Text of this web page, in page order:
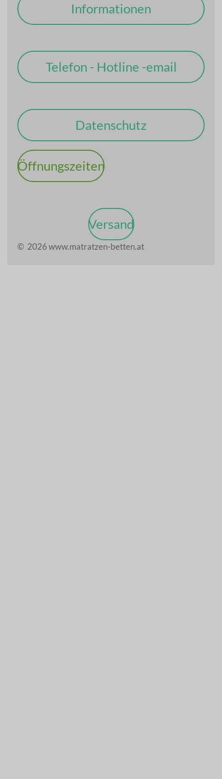
Informationen
Telefon - Hotline -email
Datenschutz
Öffnungszeiten
Versand
© 2026 www.matratzen-betten.at